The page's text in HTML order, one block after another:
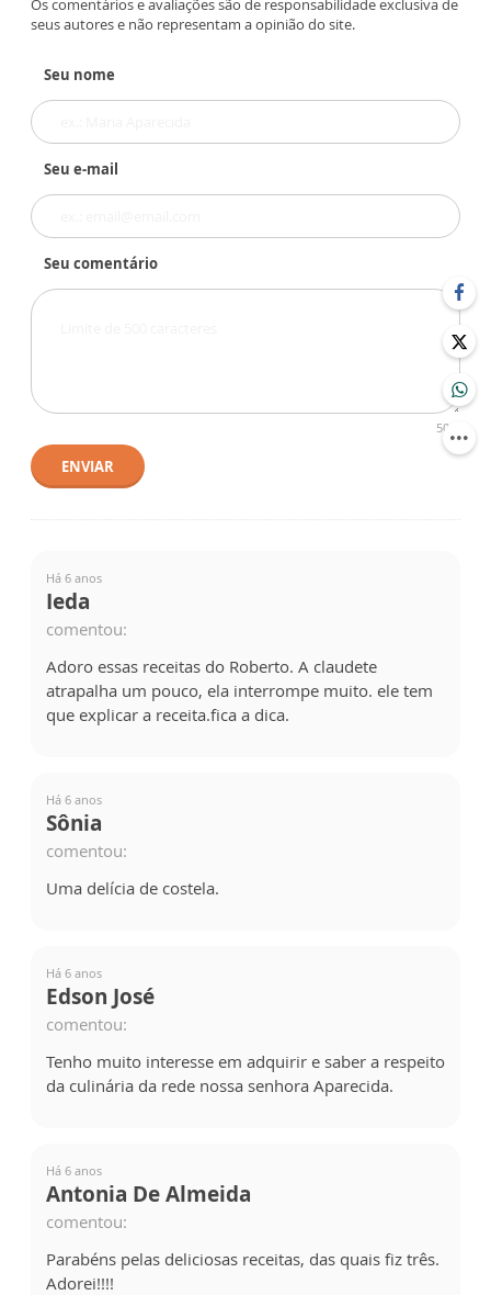
Os comentários e avaliações são de responsabilidade exclusiva de
seus autores e não representam a opinião do site.
Seu nome
Seu e-mail
Seu comentário
500
ENVIAR
Há 6 anos
Ieda
comentou:
Adoro essas receitas do Roberto. A claudete
atrapalha um pouco, ela interrompe muito. ele tem
que explicar a receita.fica a dica.
Há 6 anos
Sônia
comentou:
Uma delícia de costela.
Há 6 anos
Edson José
comentou:
Tenho muito interesse em adquirir e saber a respeito
da culinária da rede nossa senhora Aparecida.
Há 6 anos
Antonia De Almeida
comentou:
Parabéns pelas deliciosas receitas, das quais fiz três.
Adorei!!!!